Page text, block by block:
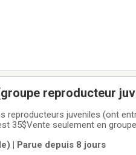
reproducteur
reproducteurs juveniles (ont
35$Vente seulement en
| Parue depuis 8 jours